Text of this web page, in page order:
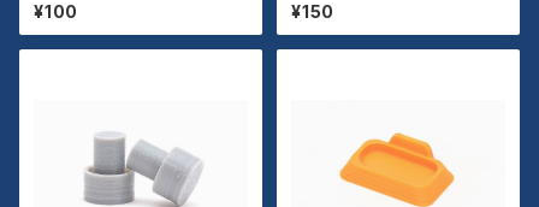
¥100 ¥150